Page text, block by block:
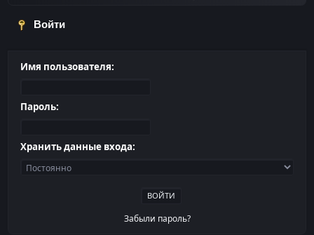
Войти
Имя пользователя:
Пароль:
Хранить данные входа:
Забыли пароль?